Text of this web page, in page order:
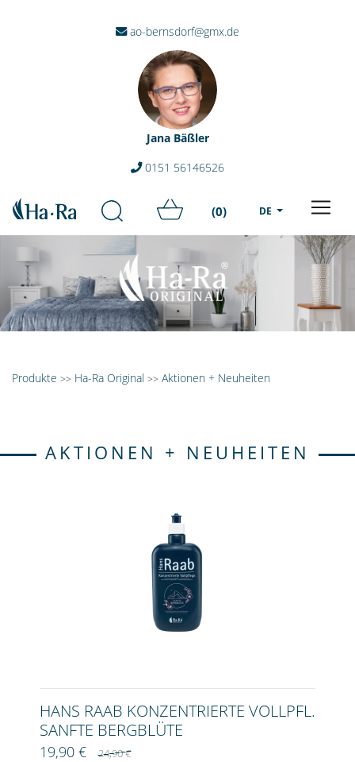
ao-bernsdorf@gmx.de
Jana Bäßler
0151 56146526
(0) DE
Produkte >> Ha-Ra Original >> Aktionen + Neuheiten
AKTIONEN + NEUHEITEN
HANS RAAB KONZENTRIERTE VOLLPFL.
SANFTE BERGBLÜTE
19,90 €24,90 €